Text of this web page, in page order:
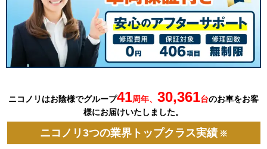
ニコノリはお陰様でグループ41周年、 30,361台のお車をお客
様にお届けいたしました。
ニコノリ3つの業界トップクラス実績 ※